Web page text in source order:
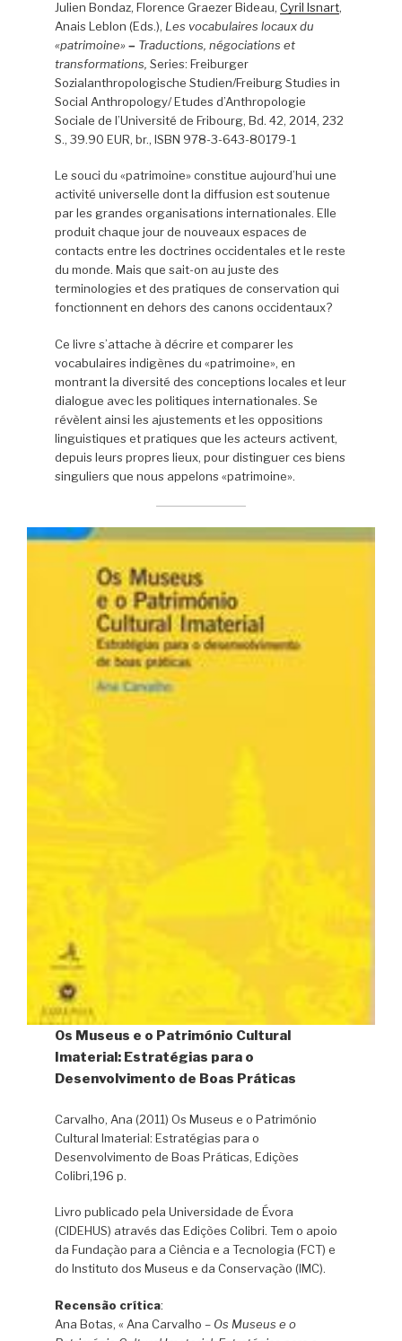
Julien Bondaz, Florence Graezer Bideau,Cyril Isnart,
Anais Leblon (Eds.), Les vocabulaires locaux du
«patrimoine»– Traductions, négociations et
transformations,Series: Freiburger
Sozialanthropologische Studien/Freiburg Studies in
Social Anthropology/ Etudes d’Anthropologie
Sociale de l’Université de Fribourg, Bd. 42, 2014, 232
S., 39.90 EUR, br., ISBN 978-3-643-80179-1
Le souci du «patrimoine» constitue aujourd’hui une
activité universelle dont la diffusion est soutenue
par les grandes organisations internationales. Elle
produit chaque jour de nouveaux espaces de
contacts entre les doctrines occidentales et le reste
du monde. Mais que sait-on au juste des
terminologies et des pratiques de conservation qui
fonctionnent en dehors des canons occidentaux?
Ce livre s’attache à décrire et comparer les
vocabulaires indigènes du «patrimoine», en
montrant la diversité des conceptions locales et leur
dialogue avec les politiques internationales. Se
révèlent ainsi les ajustements et les oppositions
linguistiques et pratiques que les acteurs activent,
depuis leurs propres lieux, pour distinguer ces biens
singuliers que nous appelons «patrimoine».
Os Museus e o Património Cultural
Imaterial: Estratégias para o
Desenvolvimento de Boas Práticas
Carvalho, Ana (2011) Os Museus e o Património
Cultural Imaterial: Estratégias para o
Desenvolvimento de Boas Práticas, Edições
Colibri,196 p.
Livro publicado pela Universidade de Évora
(CIDEHUS) através das Edições Colibri. Tem o apoio
da Fundação para a Ciência e a Tecnologia (FCT) e
do Instituto dos Museus e da Conservação (IMC).
Recensão crítica:
Ana Botas, « Ana Carvalho – Os Museus e o